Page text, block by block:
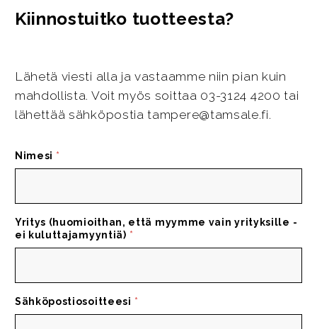
Kiinnostuitko tuotteesta?
Lähetä viesti alla ja vastaamme niin pian kuin
mahdollista. Voit myös soittaa 03-3124 4200 tai
lähettää sähköpostia tampere@tamsale.fi.
Nimesi *
Yritys (huomioithan, että myymme vain yrityksille -
ei kuluttajamyyntiä) *
Sähköpostiosoitteesi *